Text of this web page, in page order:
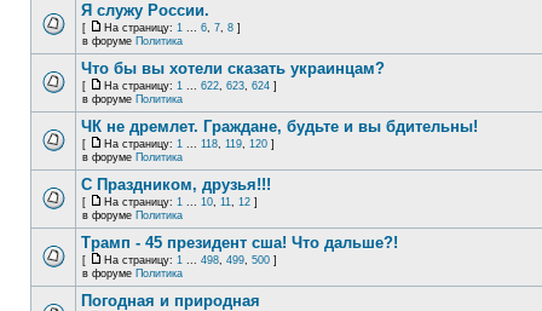
Я служу России.
[ На страницу: 1 ... 6, 7, 8 ]
в форуме Политика
Что бы вы хотели сказать украинцам?
[ На страницу: 1 ... 622, 623, 624 ]
в форуме Политика
ЧК не дремлет. Граждане, будьте и вы бдительны!
[ На страницу: 1 ... 118, 119, 120 ]
в форуме Политика
С Праздником, друзья!!!
[ На страницу: 1 ... 10, 11, 12 ]
в форуме Политика
Трамп - 45 президент сша! Что дальше?!
[ На страницу: 1 ... 498, 499, 500 ]
в форуме Политика
Погодная и природная